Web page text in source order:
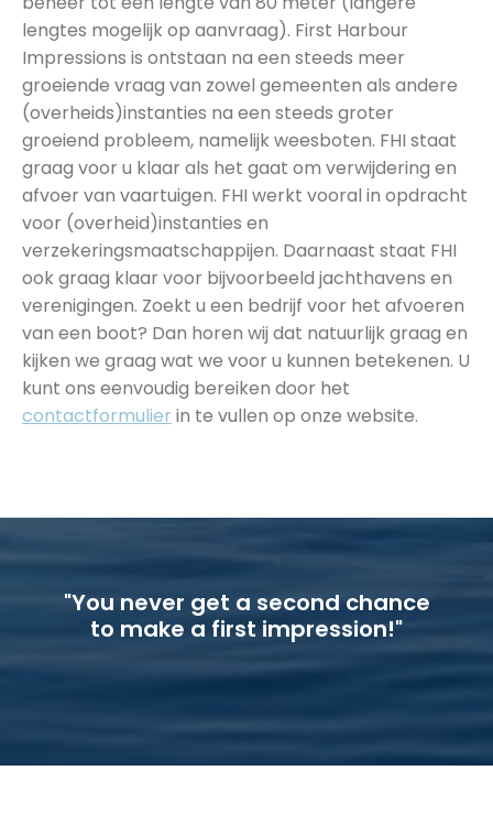
lengtes mogelijk op aanvraag). First Harbour
Impressions is ontstaan na een steeds meer
groeiende vraag van zowel gemeenten als andere
(overheids)instanties na een steeds groter
groeiend probleem, namelijk weesboten. FHI staat
graag voor u klaar als het gaat om verwijdering en
afvoer van vaartuigen. FHI werkt vooral in opdracht
voor (overheid)instanties en
verzekeringsmaatschappijen. Daarnaast staat FHI
ook graag klaar voor bijvoorbeeld jachthavens en
verenigingen. Zoekt u een bedrijf voor het afvoeren
van een boot? Dan horen wij dat natuurlijk graag en
kijken we graag wat we voor u kunnen betekenen. U
kunt ons eenvoudig bereiken door het
contactformulier in te vullen op onze website.
"You never get a second chance
to make a first impression!"